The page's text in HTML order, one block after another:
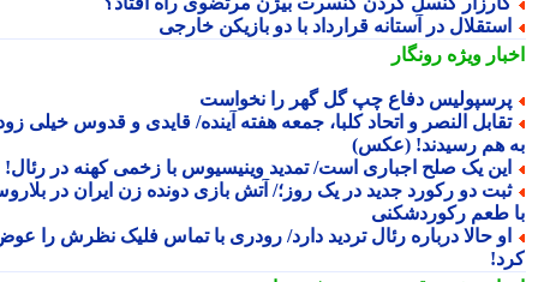
در آستانه قرارداد با دو بازیکن خارجی
ویژهرونگار
دفاع چپ گل گهر را نخواست
النصر و اتحاد کلبا، جمعه هفته آینده/ قایدی و قدوس خیلی زود
هم رسیدند! (عکس)
یک صلح اجباری است/ تمدید وینیسیوس با زخمی کهنه در رئال!
دو رکورد جدید در یک روز؛/ آتش بازی دونده زن ایران در بلاروس
طعم رکوردشکنی
حالا درباره رئال تردید دارد/ رودری با تماس فلیک نظرش را عوض